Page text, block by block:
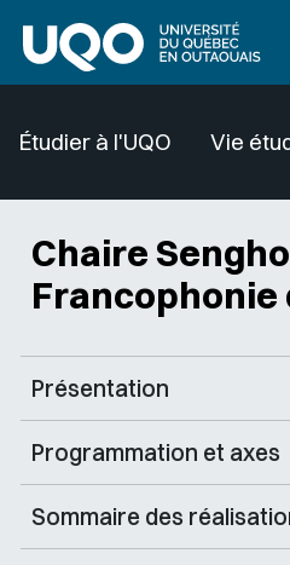
Étudier à l'UQO Vie
Chaire
Francophonie
Présentation
Programmation et axes
Sommaire des